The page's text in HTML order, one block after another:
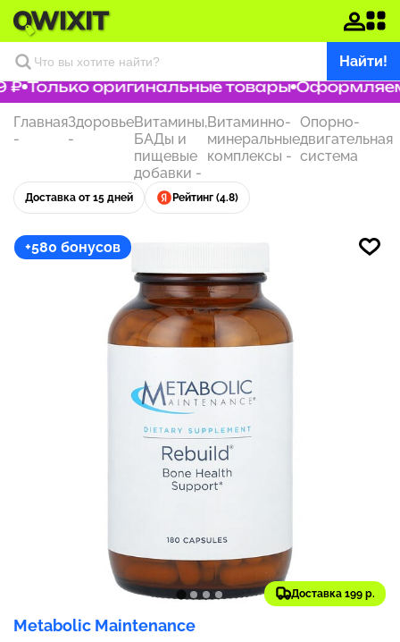
Найти!
₽ Только оригинальные товары Оформляем
Главная
-
Здоровье
-
Витамины,
БАДы и
пищевые
добавки -
Витаминно-
минеральные
комплексы -
Опорно-
двигательная
система
Доставка от 15 дней Рейтинг (4.8)
+580 бонусов
Доставка 199 р.
Metabolic Maintenance